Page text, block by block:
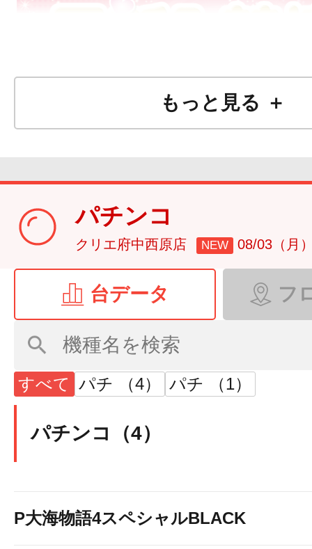
もっと見る ＋
パチンコ
クリエ府中西原店 NEW 08/03（月
台データ フ
すべて パチ （4） パチ （1）
パチンコ（4）
P大海物語4スペシャルBLACK